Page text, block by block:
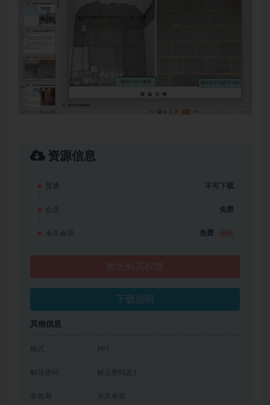
资源信息
普通 不可下载
会员 免费
永久会员 免费
下载说明
其他信息
格式 PPT
解压密码是1
有效期 永久有效